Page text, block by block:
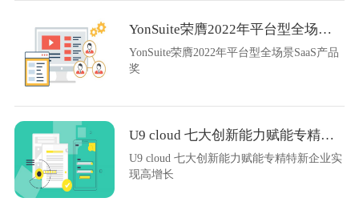
YonSuite荣膺2022年平台型全场景SaaS产品奖
YonSuite荣膺2022年平台型全场景SaaS产品
奖
U9 cloud 七大创新能力赋能专精特新企业实现高增长
U9 cloud 七大创新能力赋能专精特新企业实
现高增长